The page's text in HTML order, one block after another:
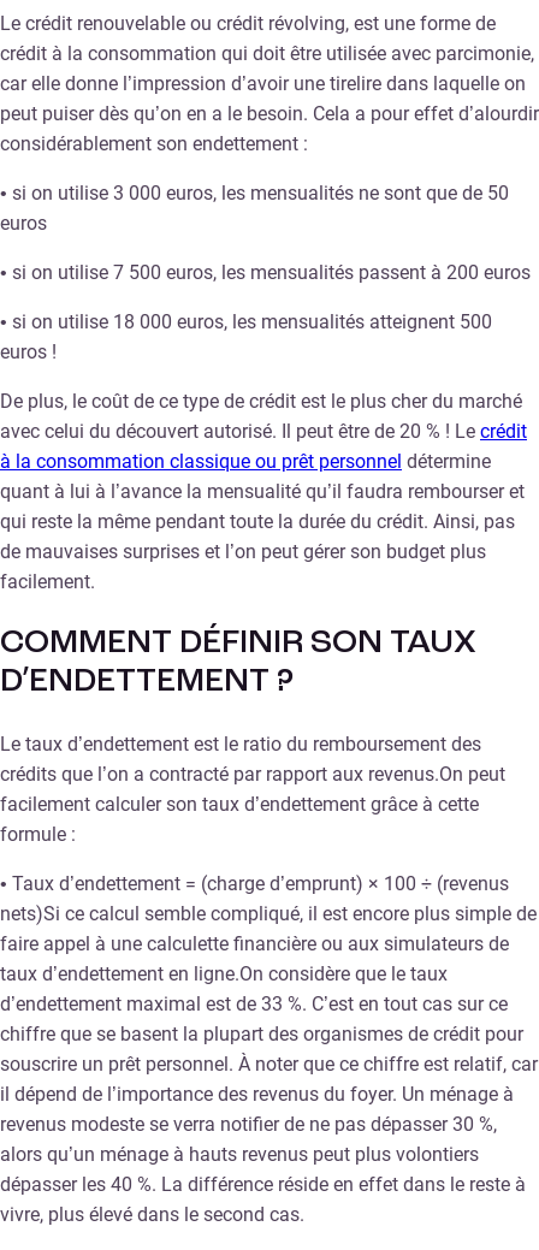
Le crédit renouvelable ou crédit révolving, est une forme de
crédit à la consommation qui doit être utilisée avec parcimonie,
car elle donne l’impression d’avoir une tirelire dans laquelle on
peut puiser dès qu’on en a le besoin. Cela a pour effet d’alourdir
considérablement son endettement :
• si on utilise 3 000 euros, les mensualités ne sont que de 50
euros
• si on utilise 7 500 euros, les mensualités passent à 200 euros
• si on utilise 18 000 euros, les mensualités atteignent 500
euros !
De plus, le coût de ce type de crédit est le plus cher du marché
avec celui du découvert autorisé. Il peut être de 20 % ! Le crédit
à la consommation classique ou prêt personnel détermine
quant à lui à l’avance la mensualité qu’il faudra rembourser et
qui reste la même pendant toute la durée du crédit. Ainsi, pas
de mauvaises surprises et l’on peut gérer son budget plus
facilement.
COMMENT DÉFINIR SON TAUX
D’ENDETTEMENT ?
Le taux d’endettement est le ratio du remboursement des
crédits que l’on a contracté par rapport aux revenus.On peut
facilement calculer son taux d’endettement grâce à cette
formule :
• Taux d’endettement = (charge d’emprunt) × 100 ÷ (revenus
nets)Si ce calcul semble compliqué, il est encore plus simple de
faire appel à une calculette financière ou aux simulateurs de
taux d’endettement en ligne.On considère que le taux
d’endettement maximal est de 33 %. C’est en tout cas sur ce
chiffre que se basent la plupart des organismes de crédit pour
souscrire un prêt personnel. À noter que ce chiffre est relatif, car
il dépend de l’importance des revenus du foyer. Un ménage à
revenus modeste se verra notifier de ne pas dépasser 30 %,
alors qu’un ménage à hauts revenus peut plus volontiers
dépasser les 40 %. La différence réside en effet dans le reste à
vivre, plus élevé dans le second cas.